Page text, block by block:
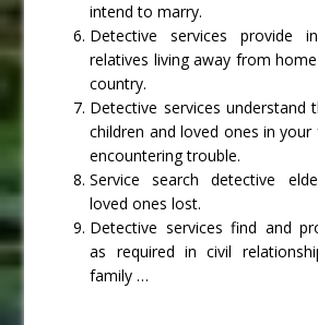
intend to marry.
Detective services provide
relatives living away from
country.
Detective services understand
children and loved ones in
encountering trouble.
Service search detective
loved ones lost.
Detective services find and
as required in civil
family …